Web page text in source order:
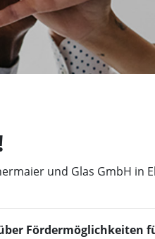
und Glas GmbH in
Fördermöglichkeiten